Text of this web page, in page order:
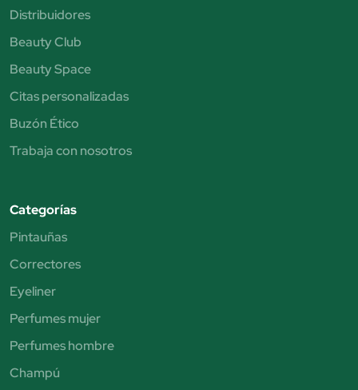
Distribuidores
Beauty Club
Beauty Space
Citas personalizadas
Buzón Ético
Trabaja con nosotros
Categorías
Pintauñas
Correctores
Eyeliner
Perfumes mujer
Perfumes hombre
Champú